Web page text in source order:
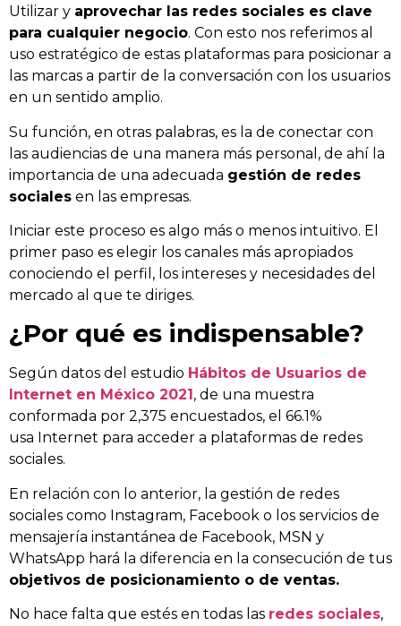
Utilizar y aprovechar las redes sociales es clave
para cualquier negocio. Con esto nos referimos al
uso estratégico de estas plataformas para posicionar a
las marcas a partir de la conversación con los usuarios
en un sentido amplio.
Su función, en otras palabras, es la de conectar con
las audiencias de una manera más personal, de ahí la
importancia de una adecuada gestión de redes
sociales en las empresas.
Iniciar este proceso es algo más o menos intuitivo. El
primer paso es elegir los canales más apropiados
conociendo el perfil, los intereses y necesidades del
mercado al que te diriges.
¿Por qué es indispensable?
Según datos del estudio Hábitos de Usuarios de
Internet en México 2021 , de una muestra
conformada por 2,375 encuestados, el 66.1%
usa Internet para acceder a plataformas de redes
sociales.
En relación con lo anterior, la gestión de redes
sociales como Instagram, Facebook o los servicios de
mensajería instantánea de Facebook, MSN y
WhatsApp hará la diferencia en la consecución de tus
objetivos de posicionamiento o de ventas.
No hace falta que estés en todas las redes sociales,